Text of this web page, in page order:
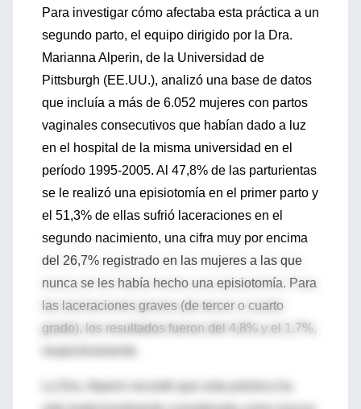
Para investigar cómo afectaba esta práctica a un
segundo parto, el equipo dirigido por la Dra.
Marianna Alperin, de la Universidad de
Pittsburgh (EE.UU.), analizó una base de datos
que incluía a más de 6.052 mujeres con partos
vaginales consecutivos que habían dado a luz
en el hospital de la misma universidad en el
período 1995-2005. Al 47,8% de las parturientas
se le realizó una episiotomía en el primer parto y
el 51,3% de ellas sufrió laceraciones en el
segundo nacimiento, una cifra muy por encima
del 26,7% registrado en las mujeres a las que
nunca se les había hecho una episiotomía. Para
las laceraciones graves (de tercer o cuarto
grado), los resultados fueron del 4,8% y el 1,7%,